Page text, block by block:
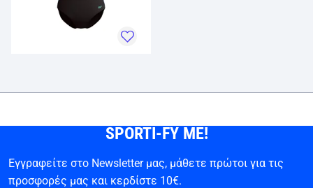
SPORTI-FY ME!
Εγγραφείτε στο Newsletter μας, μάθετε πρώτοι για τις
προσφορές μας και κερδίστε 10€.